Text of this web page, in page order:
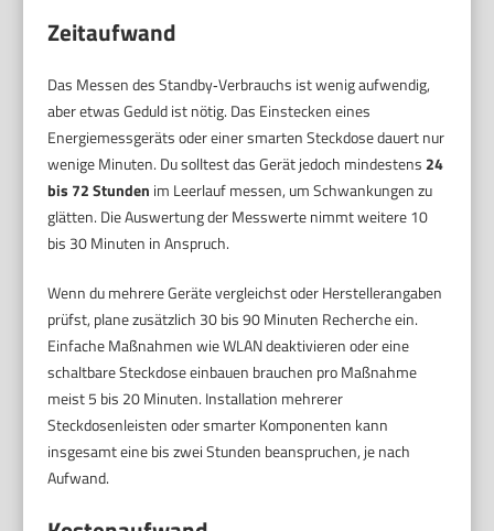
Zeitaufwand
Das Messen des Standby‑Verbrauchs ist wenig aufwendig,
aber etwas Geduld ist nötig. Das Einstecken eines
Energiemessgeräts oder einer smarten Steckdose dauert nur
wenige Minuten. Du solltest das Gerät jedoch mindestens 24
bis 72 Stunden im Leerlauf messen, um Schwankungen zu
glätten. Die Auswertung der Messwerte nimmt weitere 10
bis 30 Minuten in Anspruch.
Wenn du mehrere Geräte vergleichst oder Herstellerangaben
prüfst, plane zusätzlich 30 bis 90 Minuten Recherche ein.
Einfache Maßnahmen wie WLAN deaktivieren oder eine
schaltbare Steckdose einbauen brauchen pro Maßnahme
meist 5 bis 20 Minuten. Installation mehrerer
Steckdosenleisten oder smarter Komponenten kann
insgesamt eine bis zwei Stunden beanspruchen, je nach
Aufwand.